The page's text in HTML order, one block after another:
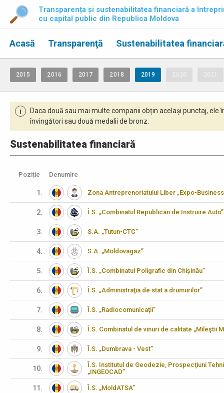
Transparența și sustenabilitatea financiară a
cu capital public din Republica Moldova
Acasă Transparenţă Sustenabilitatea
2015 2016 2017 2018 2019
i
Daca două sau mai multe companii obțin același punctaj,
învingători sau două medalii de bronz.
Sustenabilitatea financiară
Poziție Denumire
1. Zona Antreprenoriatului Liber „Expo-
2. Î.S. „Combinatul Republican de Instruire Auto”
3. S.A. „Tutun-CTC”
4. S.A. „Moldovagaz”
5. Î.S. „Combinatul Poligrafic din Chișinău”
6. Î.S. „Administraţia de stat a drumurilor”
7. Î.S. „Radiocomunicații”
8. Î.S. Combinatul de vinuri de calitate „Mileştii
9. Î.S. „Dumbrava - Vest”
10.
Î.S. Institutul de Geodezie, Prospecţiuni
„INGEOCAD”
11. Î.S. „MoldATSA”